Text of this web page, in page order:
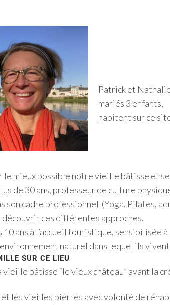
Patrick et
mariés 3 enfants,
habitent sur ce
mieux possible notre vieille bâtisse et
de 30 ans, professeur de culture
cadre professionnel (Yoga, Pilates,
ces différentes approches.
ans à l’accueil touristique, sensibilisée
naturel dans lequel ils
SUR CE LIEU
bâtisse “le vieux château” avant la
les vieilles pierres avec volonté de